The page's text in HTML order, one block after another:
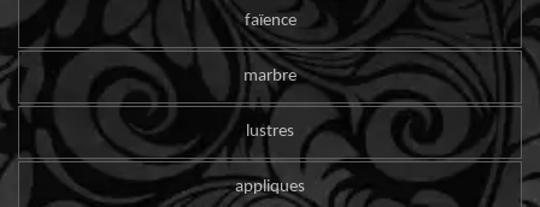
faïence
marbre
lustres
appliques